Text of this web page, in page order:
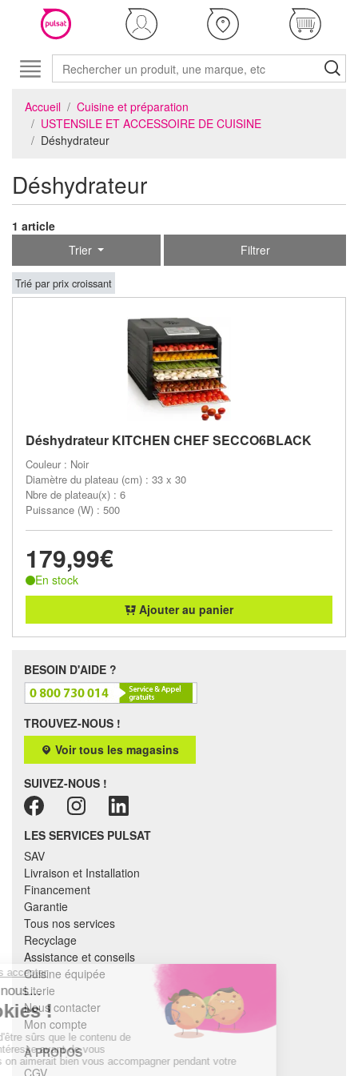
Accueil
Cuisine et préparation
USTENSILE ET ACCESSOIRE DE CUISINE
Déshydrateur
Déshydrateur
1 article
Trier
Filtrer
Trié par prix croissant
Déshydrateur KITCHEN CHEF SECCO6BLACK
Couleur : Noir
Diamètre du plateau (cm) : 33 x 30
Nbre de plateau(x) : 6
Puissance (W) : 500
179,99€
En stock
Ajouter au panier
BESOIN D'AIDE ?
TROUVEZ-NOUS !
Voir tous les magasins
SUIVEZ-NOUS !
LES SERVICES PULSAT
SAV
Livraison et Installation
Financement
Garantie
Tous nos services
Recyclage
Assistance et conseils
Cuisine équipée
Literie
Nous contacter
Mon compte
À PROPOS
CGV